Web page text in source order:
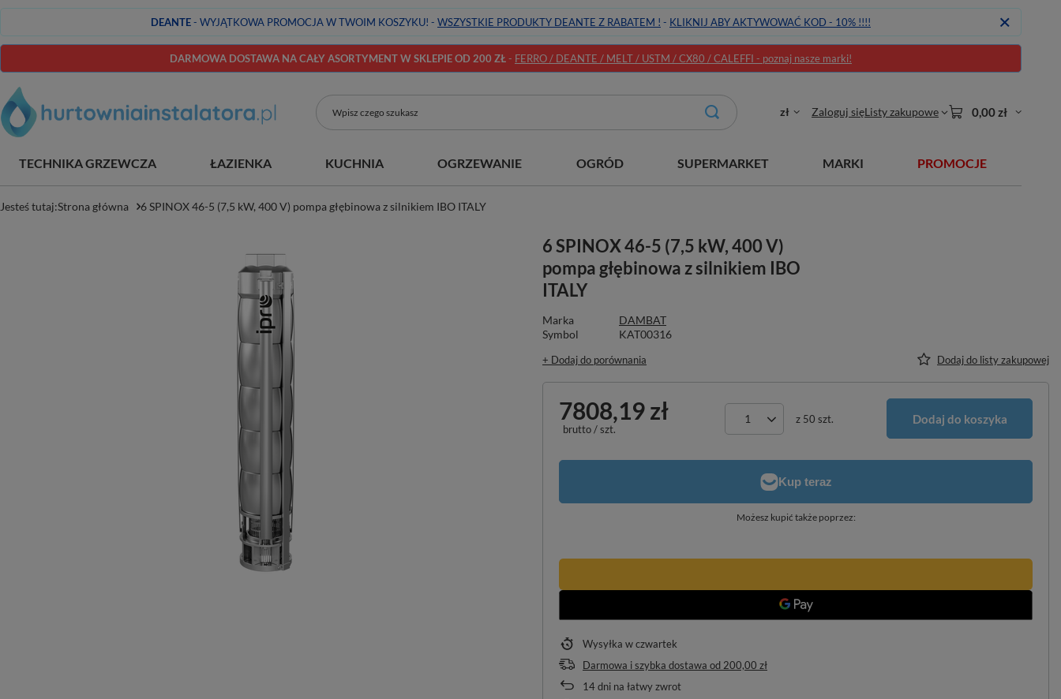
DEANTE- WYJĄTKOWA PROMOCJA W TWOIM KOSZYKU! - WSZYSTKIE PRODUKTY DEANTE Z RABATEM ! - KLIKNIJ ABY AKTYWOWAĆ KOD - 10% !!!!
DARMOWA DOSTAWA NA CAŁY ASORTYMENT W SKLEPIE OD 200 ZŁ- FERRO / DEANTE / MELT / USTM / CX80 / CALEFFI - poznaj nasze marki!
zł Zaloguj sięListy zakupowe 0,00 zł
TECHNIKA GRZEWCZA ŁAZIENKA KUCHNIA OGRZEWANIE OGRÓD SUPERMARKET MARKI PROMOCJE
Jesteś tutaj:Strona główna 6 SPINOX 46-5 (7,5 kW, 400 V) pompa głębinowa z silnikiem IBO ITALY
6 SPINOX 46-5 (7,5 kW, 400 V)
pompa głębinowa z silnikiem IBO
ITALY
Marka
DAMBAT
Symbol
KAT00316
+ Dodaj do porównania Dodaj do listy zakupowej
7808,19 zł
brutto/szt.
z 50 szt. Dodaj do koszyka
Możesz kupić także poprzez:
Wysyłka w czwartek
Darmowa i szybka dostawa od 200,00 zł
14dni na łatwy zwrot